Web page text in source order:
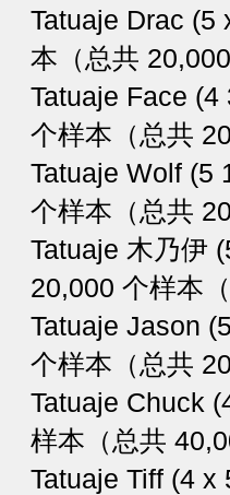
Tatuaje Drac
本（总共 20,000
Tatuaje Face
个样本（总共
Tatuaje Wolf
个样本（总共
Tatuaje 木乃伊
20,000 个样本
Tatuaje Jason
个样本（总共
Tatuaje Chuck
样本（总共
Tatuaje Tiff (4